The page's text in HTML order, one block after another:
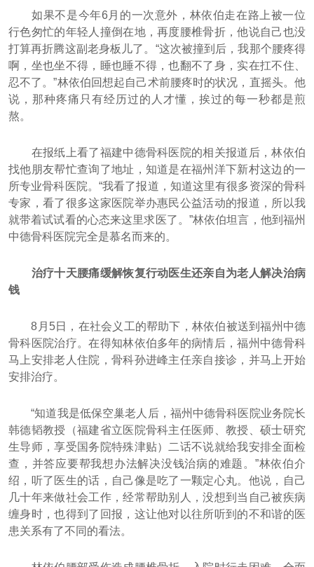
如果不是今年6月的一次意外，林依伯走在路上被一位
行色匆忙的年轻人撞倒在地，再度腰椎骨折，他说自己也没
打算再折腾这副老身板儿了。“这次被撞到后，我那个腰疼得
啊，坐也坐不得，睡也睡不得，也翻不了身，实在扛不住、
忍不了。”林依伯回想起自己术前腰疼时的状况，直摇头。他
说，那种疼痛只有经历过的人才懂，挨过的每一秒都是煎
熬。
在报纸上看了福建中德骨科医院的相关报道后，林依伯
找他朋友帮忙查询了地址，知道是在福州洋下新村这边的一
所专业骨科医院。“我看了报道，知道这里有很多资深的骨科
专家，看了很多这家医院举办惠民公益活动的报道，所以我
就带着试试看的心态来这里求医了。”林依伯坦言，他到福州
中德骨科医院完全是慕名而来的。
治疗十天腰痛缓解恢复行动医生还亲自为老人解决治病
钱
8月5日，在社会义工的帮助下，林依伯被送到福州中德
骨科医院治疗。在得知林依伯多年的病情后，福州中德骨科
马上安排老人住院，骨科孙进峰主任亲自接诊，并马上开始
安排治疗。
“知道我是低保空巢老人后，福州中德骨科医院业务院长
韩德韬教授（福建省立医院骨科主任医师、教授、硕士研究
生导师，享受国务院特殊津贴）二话不说就给我安排全面检
查，并答应要帮我想办法解决没钱治病的难题。”林依伯介
绍，听了医生的话，自己像是吃了一颗定心丸。他说，自己
几十年来做社会工作，经常帮助别人，没想到当自己被疾病
缠身时，也得到了回报，这让他对以往所听到的不和谐的医
患关系有了不同的看法。